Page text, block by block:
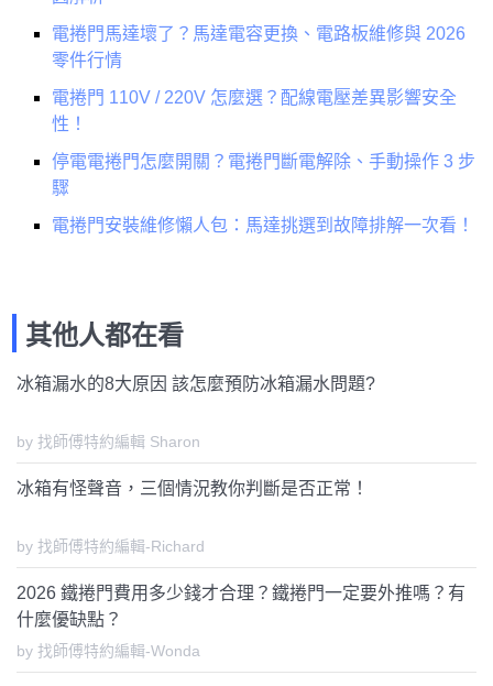
電捲門馬達壞了？馬達電容更換、電路板維修與 2026
零件行情
電捲門 110V / 220V 怎麼選？配線電壓差異影響安全
性！
停電電捲門怎麼開關？電捲門斷電解除、手動操作 3 步
驟
電捲門安裝維修懶人包：馬達挑選到故障排解一次看！
其他人都在看
冰箱漏水的8大原因 該怎麼預防冰箱漏水問題?
by 找師傅特約編輯 Sharon
冰箱有怪聲音，三個情況教你判斷是否正常！
by 找師傅特約編輯-Richard
2026 鐵捲門費用多少錢才合理？鐵捲門一定要外推嗎？有
什麼優缺點？
by 找師傅特約編輯-Wonda